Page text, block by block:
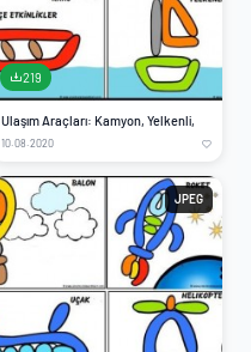
219
Ulaşım Araçları: Kamyon, Yelkenli,
10.08.2020
JPEG